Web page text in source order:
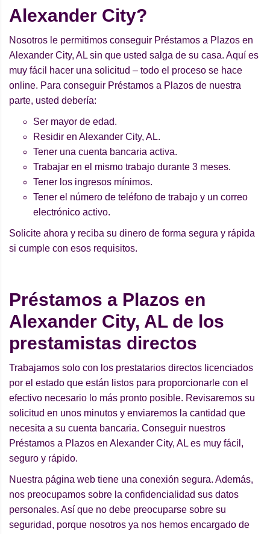
Alexander City?
Nosotros le permitimos conseguir Préstamos a Plazos en
Alexander City, AL sin que usted salga de su casa. Aquí es
muy fácil hacer una solicitud – todo el proceso se hace
online. Para conseguir Préstamos a Plazos de nuestra
parte, usted debería:
Ser mayor de edad.
Residir en Alexander City, AL.
Tener una cuenta bancaria activa.
Trabajar en el mismo trabajo durante 3 meses.
Tener los ingresos mínimos.
Tener el número de teléfono de trabajo y un correo
electrónico activo.
Solicite ahora y reciba su dinero de forma segura y rápida
si cumple con esos requisitos.
Préstamos a Plazos en
Alexander City, AL de los
prestamistas directos
Trabajamos solo con los prestatarios directos licenciados
por el estado que están listos para proporcionarle con el
efectivo necesario lo más pronto posible. Revisaremos su
solicitud en unos minutos y enviaremos la cantidad que
necesita a su cuenta bancaria. Conseguir nuestros
Préstamos a Plazos en Alexander City, AL es muy fácil,
seguro y rápido.
Nuestra página web tiene una conexión segura. Además,
nos preocupamos sobre la confidencialidad sus datos
personales. Así que no debe preocuparse sobre su
seguridad, porque nosotros ya nos hemos encargado de